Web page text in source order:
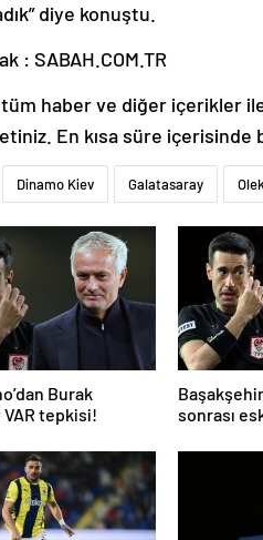
diye konuştu.
: SABAH.COM.TR
tüm haber ve diğer içerikler
En kısa süre içerisinde
Dinamo Kiev Galatasaray
Burak
VAR tepkisi!
sonrası
atladı’